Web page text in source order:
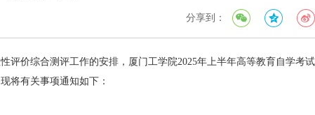
分享到：
评价综合测评工作的安排，厦门工学院2025年上半年高等教育自学考试
将有关事项通知如下：